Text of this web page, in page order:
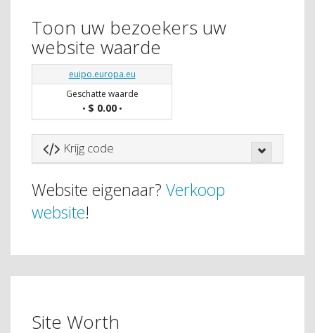
Toon uw bezoekers uw
website waarde
euipo.europa.eu
Geschatte waarde
• $ 0.00•
Krijg code
Website eigenaar? Verkoop
website!
Site Worth